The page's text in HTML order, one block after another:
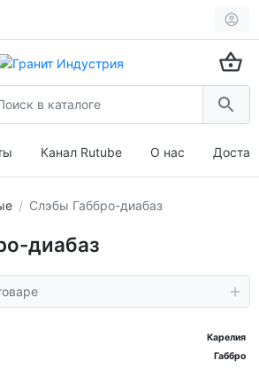
Канал Rutube О нас
Слэбы Габбро-диабаз
диабаз
Карелия
Габбро